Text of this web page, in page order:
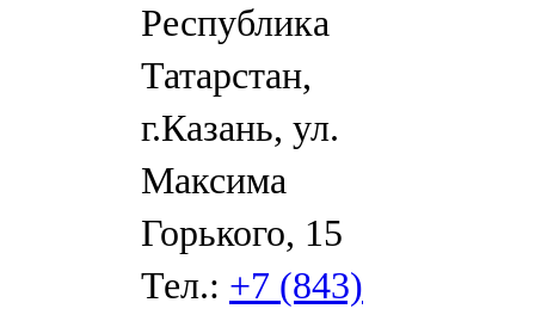
Республика
Татарстан,
г.Казань, ул.
Максима
Горького, 15
Тел.: +7 (843)